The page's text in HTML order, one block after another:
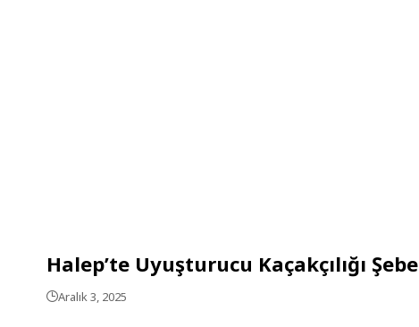
Halep’te Uyuşturucu Kaçakçılığı
Aralık 3, 2025